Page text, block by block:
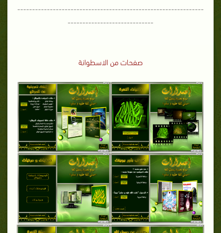
---------------------------------------------------------------
-----------------------------
صفحات من الاسطوانة